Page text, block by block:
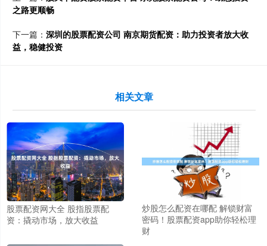
之路更顺畅
下一篇： 深圳的股票配资公司 南京期货配资：助力投资者放大收
益，稳健投资
相关文章
股票配资网大全 股指股票配
资：撬动市场，放大收益
炒股怎么配资在哪配 解锁财富
密码！股票配资app助你轻松理
财